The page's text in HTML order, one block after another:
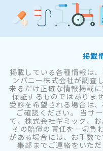
掲載
掲載している各種情報は
ンパニー株式会社が調査
来るだけ正確な情報掲載
保証するものではありま
受診を希望される場合は
ご確認ください。 当サ
て、株式会社ギミック、
その賠償の責任を一切負
がある場合には、お手数で
集部までご連絡をいた